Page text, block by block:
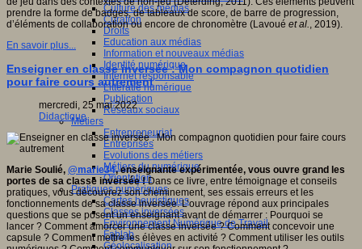
Culture des médias
Curation
Droits
Education aux médias
Information et nouveaux médias
Identité numérique
Internet responsable
Littératie numérique
Publication
Réseaux sociaux
Métiers
Entrepreneuriat
Entreprises
Evolutions des métiers
Métiers du numérique
Orientation
Pratiques numériques
Cartes heuristiques
Classes inversées
Environnement Numérique de Travail
Fablab
Géolocalisation
prendre la forme de badges, de tableaux de score, de barre de progression,
d’éléments de collaboration ou encore de chronomètre (Lavoué et al., 2019).
En savoir plus...
Enseigner en classe inversée : Mon compagnon quotidien
pour faire cours autrement
mercredi, 25 mai 2022
Didactique
Marie Soulié, @marie34, enseignante expérimentée, vous ouvre grand les
portes de sa classe inversée !Dans ce livre, entre témoignage et conseils
pratiques, vous découvrez son cheminement, ses essais erreurs et les
fonctionnements de sa classe inversée. L’ouvrage répond aux principales
questions que se posent un enseignant avant de démarrer : Pourquoi se
lancer ? Comment amorcer une classe inversée ? Comment concevoir une
capsule ? Comment mettre les élèves en activité ? Comment utiliser les outils